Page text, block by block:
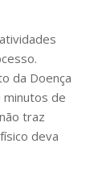
da Doença
minutos de
traz
deva